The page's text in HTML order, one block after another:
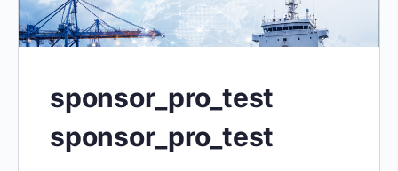
sponsor_pro_test
sponsor_pro_test